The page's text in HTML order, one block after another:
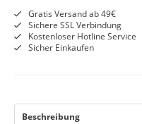
Gratis Versand ab 49€
Sichere SSL Verbindung
Kostenloser Hotline Service
Sicher Einkaufen
Beschreibung